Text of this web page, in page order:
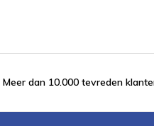
Meer dan 10.000 tevreden